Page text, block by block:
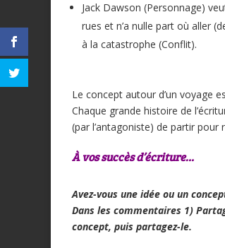
Jack Dawson (Personnage)
rues et n’a nulle part où aller
à la catastrophe (Conflit).
Le concept autour d’un voyage
Chaque grande histoire de
(par l’antagoniste) de partir pour
À vos succès d’écriture…
Avez-vous une idée ou un
Dans les commentaires 1)
concept, puis partagez-le.